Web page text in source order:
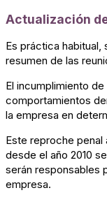
Actualización
Es práctica
resumen de las
El incumplimiento
comportamientos
la empresa en
Este reproche
desde el año 2010
serán responsables
empresa.